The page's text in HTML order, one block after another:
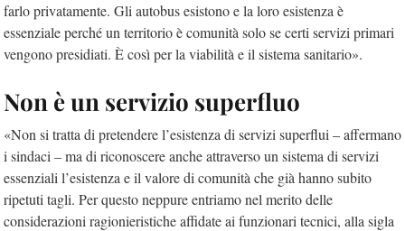
farlo privatamente. Gli autobus esistono e la loro esistenza è
essenziale perché un territorio è comunità solo se certi servizi primari
vengono presidiati. È così per la viabilità e il sistema sanitario».
Non è un servizio superfluo
«Non si tratta di pretendere l’esistenza di servizi superflui – affermano
i sindaci – ma di riconoscere anche attraverso un sistema di servizi
essenziali l’esistenza e il valore di comunità che già hanno subito
ripetuti tagli. Per questo neppure entriamo nel merito delle
considerazioni ragionieristiche affidate ai funzionari tecnici, alla sigla